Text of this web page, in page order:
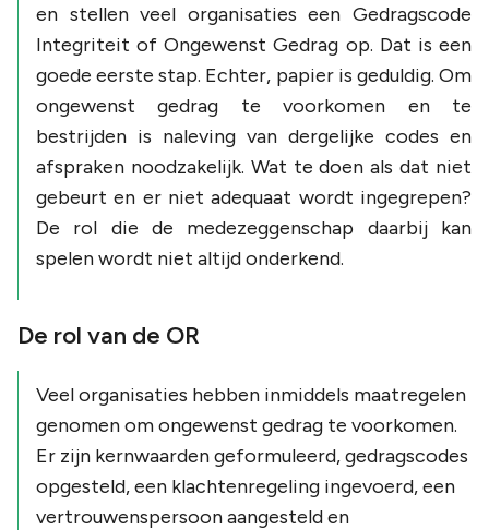
en stellen veel organisaties een Gedragscode
Integriteit of Ongewenst Gedrag op. Dat is een
goede eerste stap. Echter, papier is geduldig. Om
ongewenst gedrag te voorkomen en te
bestrijden is naleving van dergelijke codes en
afspraken noodzakelijk. Wat te doen als dat niet
gebeurt en er niet adequaat wordt ingegrepen?
De rol die de medezeggenschap daarbij kan
spelen wordt niet altijd onderkend.
De rol van de OR
Veel organisaties hebben inmiddels maatregelen
genomen om ongewenst gedrag te voorkomen.
Er zijn kernwaarden geformuleerd, gedragscodes
opgesteld, een klachtenregeling ingevoerd, een
vertrouwenspersoon aangesteld en